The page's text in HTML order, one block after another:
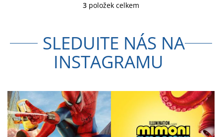
O
á
d
a
c
r
k
y
v
3 položek celkem
SLEDUJTE NÁS NA
INSTAGRAMU